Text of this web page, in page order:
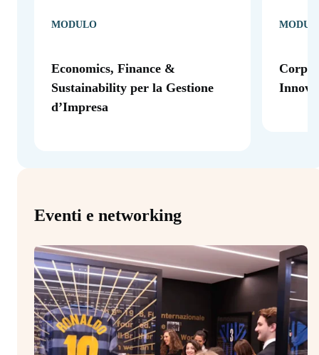
MODULO
Economics, Finance &
Sustainability per la Gestione
d’Impresa
Eventi e networking